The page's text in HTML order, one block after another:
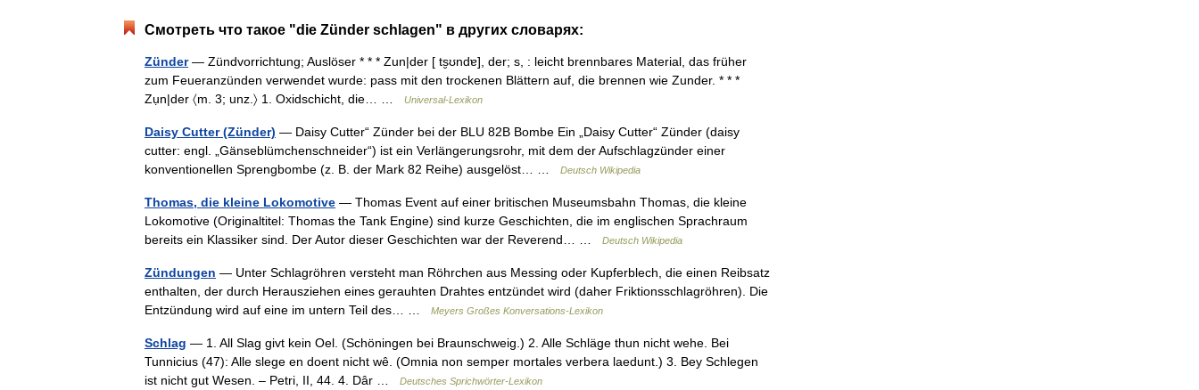
Смотреть что такое "die Zünder schlagen" в других словарях:
Zünder— Zündvorrichtung; Auslöser * * * Zun|der [ ts̮ʊndɐ], der; s, : leicht brennbares Material, das früher
zum Feueranzünden verwendet wurde: pass mit den trockenen Blättern auf, die brennen wie Zunder. * * *
Zụn|der 〈m. 3; unz.〉 1. Oxidschicht, die… …
Universal-Lexikon
Daisy Cutter (Zünder) — Daisy Cutter“ Zünder bei der BLU 82B Bombe Ein „Daisy Cutter“ Zünder (daisy
cutter: engl. „Gänseblümchenschneider“) ist ein Verlängerungsrohr, mit dem der Aufschlagzünder einer
konventionellen Sprengbombe (z. B. der Mark 82 Reihe) ausgelöst… …
Deutsch Wikipedia
Thomas, die kleine Lokomotive — Thomas Event auf einer britischen Museumsbahn Thomas, die kleine
Lokomotive (Originaltitel: Thomas the Tank Engine) sind kurze Geschichten, die im englischen Sprachraum
bereits ein Klassiker sind. Der Autor dieser Geschichten war der Reverend… …
Deutsch Wikipedia
Zündungen — Unter Schlagröhren versteht man Röhrchen aus Messing oder Kupferblech, die einen Reibsatz
enthalten, der durch Herausziehen eines gerauhten Drahtes entzündet wird (daher Friktionsschlagröhren). Die
Entzündung wird auf eine im untern Teil des… …
Meyers Großes Konversations-Lexikon
Schlag — 1. All Slag givt kein Oel. (Schöningen bei Braunschweig.) 2. Alle Schläge thun nicht wehe. Bei
Tunnicius (47): Alle slege en doent nicht wê. (Omnia non semper mortales verbera laedunt.) 3. Bey Schlegen
ist nicht gut Wesen. – Petri, II, 44. 4. Dâr …
Deutsches Sprichwörter-Lexikon